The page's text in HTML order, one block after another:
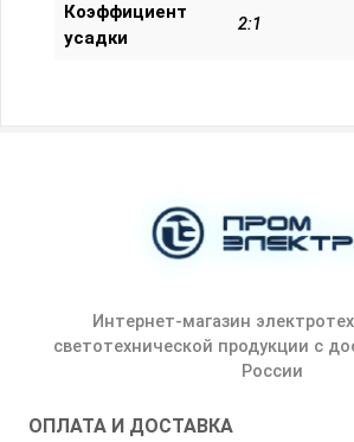
Коэффициент
усадки
2:1
Интернет-магазин
светотехнической продукции с
России
ОПЛАТА И ДОСТАВКА